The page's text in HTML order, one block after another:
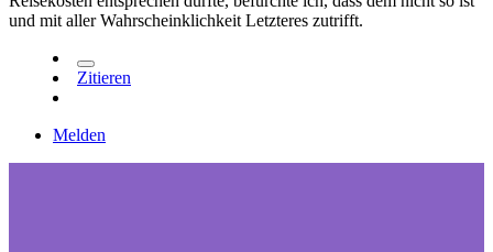
und mit aller Wahrscheinklichkeit Letzteres zutrifft.
Zitieren
Melden